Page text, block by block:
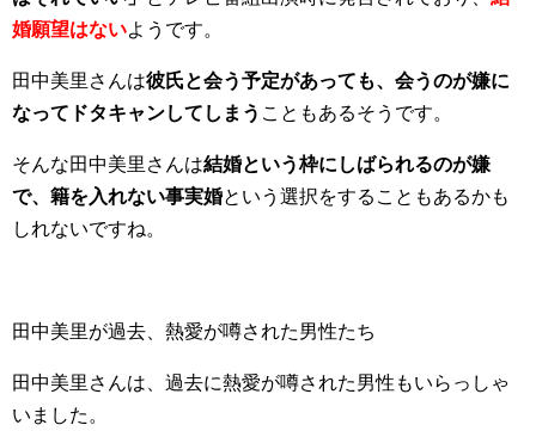
婚願望はないようです。
田中美里さんは彼氏と会う予定があっても、会うのが嫌に
なってドタキャンしてしまう こともあるそうです。
そんな田中美里さんは結婚という枠にしばられるのが嫌
で、籍を入れない事実婚という選択をすることもあるかも
しれないですね。
田中美里が過去、熱愛が噂された男性たち
田中美里さんは、過去に熱愛が噂された男性もいらっしゃ
いました。